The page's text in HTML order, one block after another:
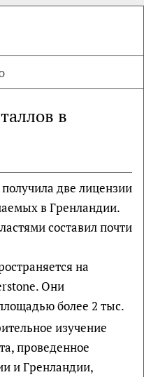
в
две лицензии
в Гренландии.
составил почти
на
Они
более 2 тыс.
изучение
проведенное
и Гренландии,